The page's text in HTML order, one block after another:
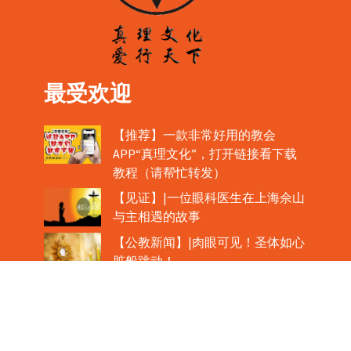
最受欢迎
【推荐】一款非常好用的教会
APP“真理文化”，打开链接看下载
教程（请帮忙转发）
【见证】|一位眼科医生在上海佘山
与主相遇的故事
【公教新闻】|肉眼可见！圣体如心
脏般跳动！